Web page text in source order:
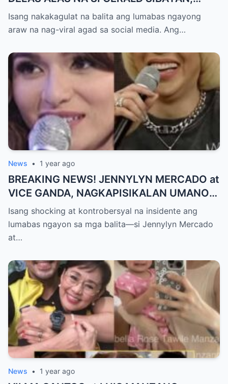
TIMBOG SA MILYON-MILYONG PERANG
NILIMAS UMANO! Showbiz World
MAKAPANIWALA SA MATINDING
PAGTATAKSIL!
Isang nakakagulat na balita ang lumabas ngayong
araw na nag-viral agad sa social media. Ang…
News • 1 year ago
BREAKING NEWS! JENNYLYN MERCADO at
VICE GANDA, NAGKAPISIKALAN UMANO
SA LIKOD NG CAMERA — Buong
PANGYAYARI, NAHULI SA VIDEO! Showbiz
World NAGULANTANG sa Biglaang
Personalidad!
Isang shocking at kontrobersyal na insidente ang
lumabas ngayon sa mga balita—si Jennylyn Mercado
at…
News • 1 year ago